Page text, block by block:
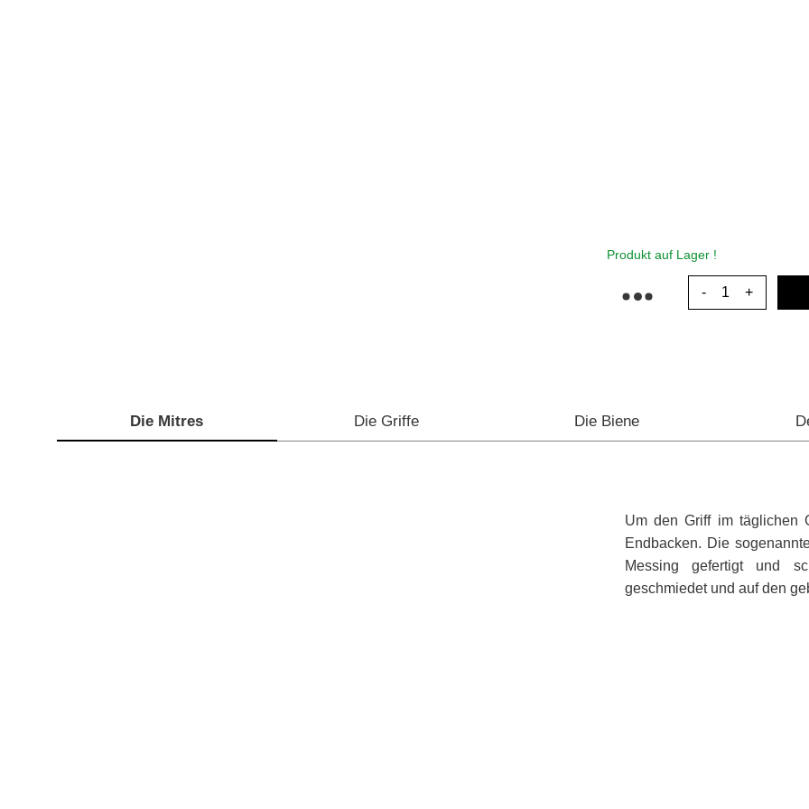
Produkt auf Lager !
Die Mitres Die Griffe Die Biene
Um den Griff im täglichen
Endbacken. Die
Messing gefertigt und
geschmiedet und auf den